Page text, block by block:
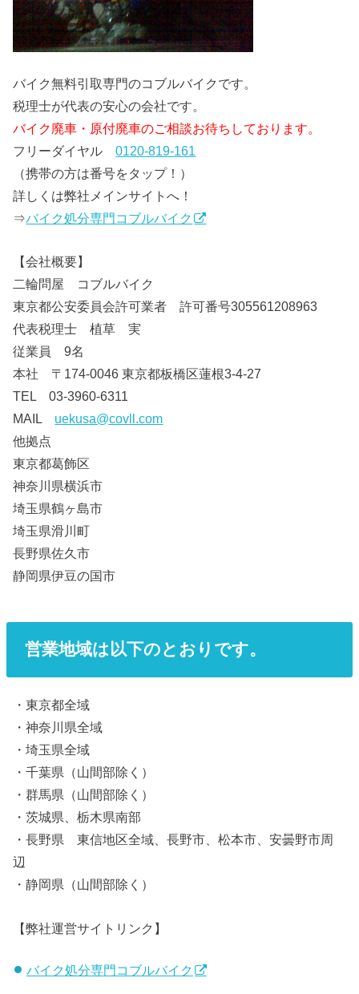
バイク無料引取専門のコブルバイクです。
税理士が代表の安心の会社です。
バイク廃車・原付廃車のご相談お待ちしております。
フリーダイヤル0120-819-161
（携帯の方は番号をタップ！）
詳しくは弊社メインサイトへ！
⇒バイク処分専門コブルバイク
【会社概要】
二輪問屋 コブルバイク
東京都公安委員会許可業者 許可番号305561208963
代表税理士 植草 実
従業員 9名
本社 〒174-0046 東京都板橋区蓮根3-4-27
TEL 03-3960-6311
MAIL uekusa@covll.com
他拠点
東京都葛飾区
神奈川県横浜市
埼玉県鶴ヶ島市
埼玉県滑川町
長野県佐久市
静岡県伊豆の国市
営業地域は以下のとおりです。
・東京都全域
・神奈川県全域
・埼玉県全域
・千葉県（山間部除く）
・群馬県（山間部除く）
・茨城県、栃木県南部
・長野県 東信地区全域、長野市、松本市、安曇野市周
辺
・静岡県（山間部除く）
【弊社運営サイトリンク】
バイク処分専門コブルバイク